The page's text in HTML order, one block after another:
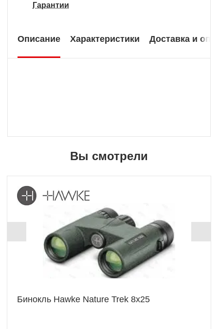
Гарантии
Описание Характеристики Доставка и
Вы смотрели
Бинокль Hawke Nature Trek 8x25